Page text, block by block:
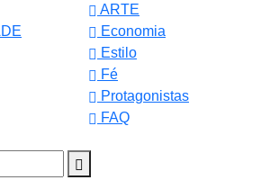
ARTE
Economia
Estilo
Fé
Protagonistas
FAQ
e Privacidade
para melhorar sua experiência
continuar o acesso, entendemos que